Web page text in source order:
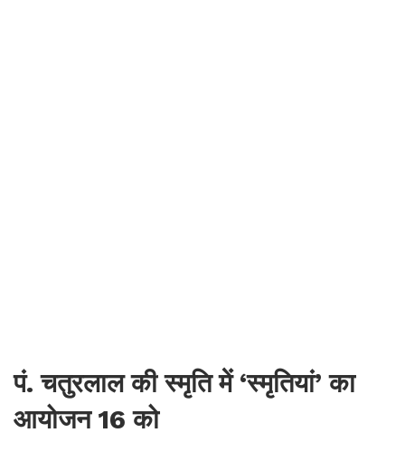
पं. चतुरलाल की स्मृति में ‘स्मृतियां’ का
आयोजन 16 को